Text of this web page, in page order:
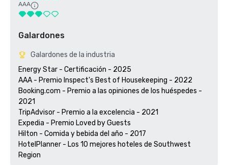
AAA
Galardones
Galardones de la industria
Energy Star - Certificación - 2025
AAA - Premio Inspect's Best of Housekeeping - 2022
Booking.com - Premio a las opiniones de los huéspedes -
2021
TripAdvisor - Premio a la excelencia - 2021
Expedia - Premio Loved by Guests
Hilton - Comida y bebida del año - 2017
HotelPlanner - Los 10 mejores hoteles de Southwest
Region